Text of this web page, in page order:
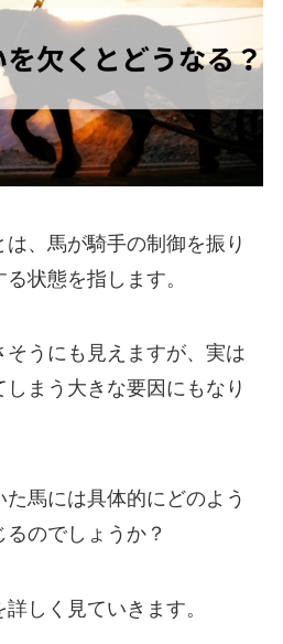
は、馬が騎手の制御を振り
状態を指します。
うにも見えますが、実は
まう大きな要因にもなり
馬には具体的にどのよう
のでしょうか？
しく見ていきます。